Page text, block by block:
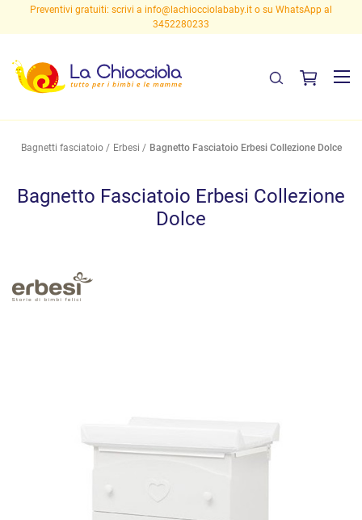
Preventivi gratuiti: scrivi a info@lachiocciolababy.it o su WhatsApp al
3452280233
Bagnetti fasciatoio Erbesi Bagnetto Fasciatoio Erbesi Collezione Dolce
Bagnetto Fasciatoio Erbesi Collezione
Dolce